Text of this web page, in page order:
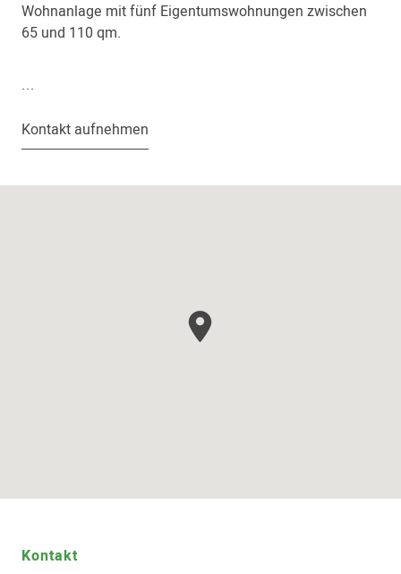
Wohnanlage mit fünf Eigentumswohnungen zwischen
65 und 110 qm.
...
Kontakt aufnehmen
Kontakt